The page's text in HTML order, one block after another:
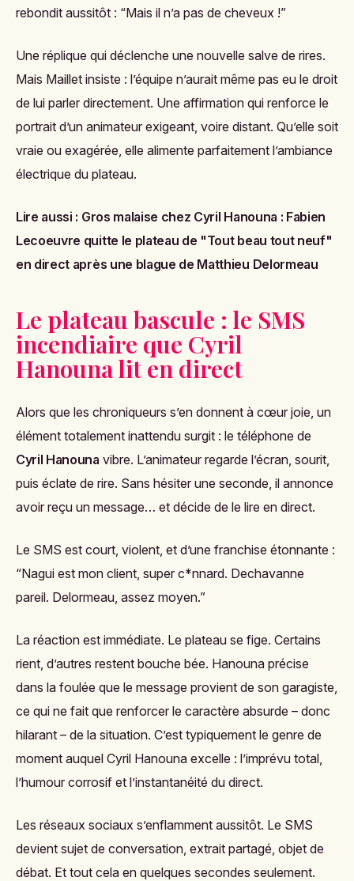
rebondit aussitôt : “Mais il n’a pas de cheveux !”
Une réplique qui déclenche une nouvelle salve de rires.
Mais Maillet insiste : l’équipe n’aurait même pas eu le droit
de lui parler directement. Une affirmation qui renforce le
portrait d’un animateur exigeant, voire distant. Qu’elle soit
vraie ou exagérée, elle alimente parfaitement l’ambiance
électrique du plateau.
Lire aussi : Gros malaise chez Cyril Hanouna : Fabien
Lecoeuvre quitte le plateau de "Tout beau tout neuf"
en direct après une blague de Matthieu Delormeau
Le plateau bascule : le SMS
incendiaire que Cyril
Hanouna lit en direct
Alors que les chroniqueurs s’en donnent à cœur joie, un
élément totalement inattendu surgit : le téléphone de
Cyril Hanouna vibre. L’animateur regarde l’écran, sourit,
puis éclate de rire. Sans hésiter une seconde, il annonce
avoir reçu un message… et décide de le lire en direct.
Le SMS est court, violent, et d’une franchise étonnante :
“Nagui est mon client, super c*nnard. Dechavanne
pareil. Delormeau, assez moyen.”
La réaction est immédiate. Le plateau se fige. Certains
rient, d’autres restent bouche bée. Hanouna précise
dans la foulée que le message provient de son garagiste,
ce qui ne fait que renforcer le caractère absurde – donc
hilarant – de la situation. C’est typiquement le genre de
moment auquel Cyril Hanouna excelle : l’imprévu total,
l’humour corrosif et l’instantanéité du direct.
Les réseaux sociaux s’enflamment aussitôt. Le SMS
devient sujet de conversation, extrait partagé, objet de
débat. Et tout cela en quelques secondes seulement.